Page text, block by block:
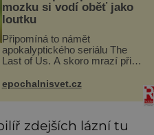
mozku si vodí oběť jako
loutku
Připomíná to námět
apokalyptického seriálu The
Last of Us. A skoro mrazí při
probíhají v přírodě běžně – s
infekce parazitickou houbou a
epochalnisvet.cz
zdejších lázní tu